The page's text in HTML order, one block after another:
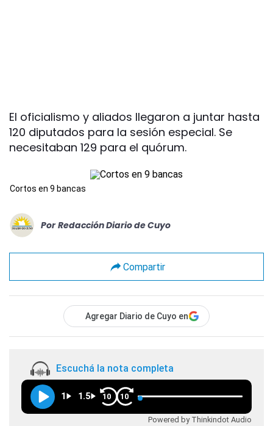
El oficialismo y aliados llegaron a juntar hasta
120 diputados para la sesión especial. Se
necesitaban 129 para el quórum.
Cortos en 9 bancas
Por Redacción Diario de Cuyo
Compartir
Agregar Diario de Cuyo en
Escuchá la nota completa
1 1.5 10 10
Powered by Thinkindot Audio